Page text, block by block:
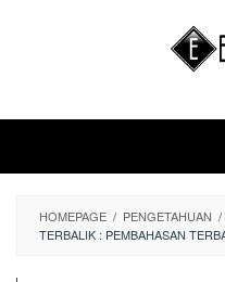
HOMEPAGE / PENGETAHUAN /
TERBALIK : PEMBAHASAN